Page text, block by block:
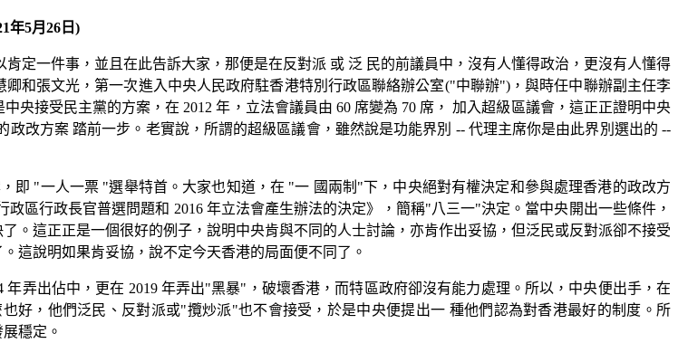
年5月26日)
定一件事，並且在此告訴大家，那便是在反對派 或 泛 民的前議員中，沒有人懂得政治，更沒有人懂得
和張文光，第一次進入中央人民政府駐香港特別行政區聯絡辦公室("中聯辦")，與時任中聯辦副主任李
央接受民主黨的方案，在 2012 年，立法會議員由 60 席變為 70 席， 加入超級區議會，這正正證明中央
改方案 踏前一步。老實說，所謂的超級區議會，雖然說是功能界別 -- 代理主席你是由此界別選出的 --
即 "一人一票 "選舉特首。大家也知道，在 "一 國兩制"下，中央絕對有權決定和參與處理香港的政改方
區行政長官普選問題和 2016 年立法會產生辦法的決定》，簡稱"八三一"決定。當中央開出一些條件，
。這正正是一個很好的例子，說明中央肯與不同的人士討論，亦肯作出妥協，但泛民或反對派卻不接受
這說明如果肯妥協，說不定今天香港的局面便不同了。
弄出佔中，更在 2019 年弄出"黑暴"，破壞香港，而特區政府卻沒有能力處理。所以，中央便出手，在
好，他們泛民、反對派或"攬炒派"也不會接受，於是中央便提出一 種他們認為對香港最好的制度。所
穩定。